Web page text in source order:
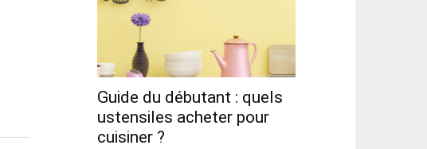
Guide du débutant : quels
ustensiles acheter pour
cuisiner ?